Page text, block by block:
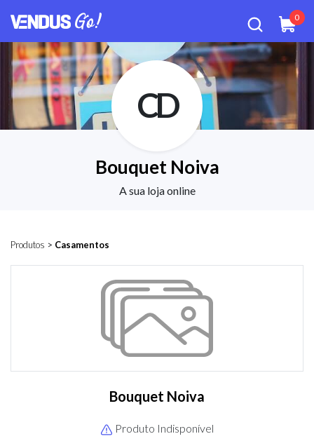
0
CD
Bouquet Noiva
A sua loja online
Produtos > Casamentos
Bouquet Noiva
Produto Indisponível